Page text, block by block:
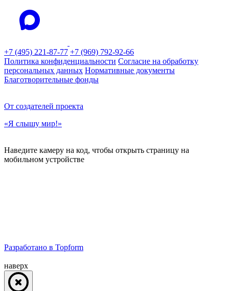
+7 (495) 221-87-77 +7 (969) 792-92-66
Политика конфиденциальности Согласие на обработку
персональных данных Нормативные документы
Благотворительные фонды
От создателей проекта
«Я слышу мир!»
Наведите камеру на код, чтобы открыть страницу на
мобильном устройстве
Разработано в Topform
наверх